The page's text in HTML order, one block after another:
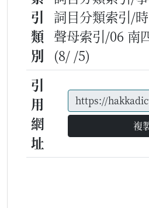
引
類
別
詞目分類索引/
聲母索引/06 南
(8/ /5)
引
用
網
址
複